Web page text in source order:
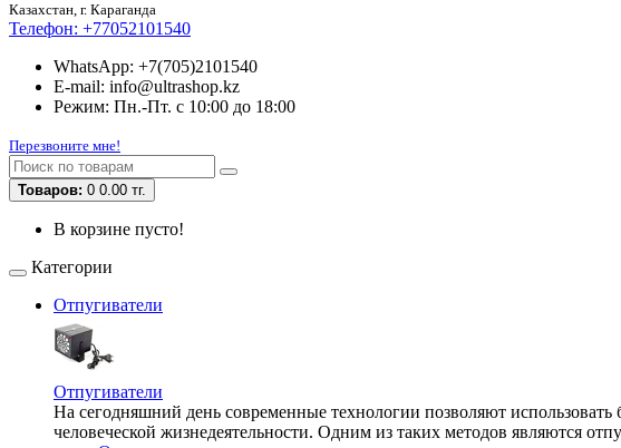
Казахстан, г. Караганда
Телефон: +77052101540
WhatsApp: +7(705)2101540
E-mail: info@ultrashop.kz
Режим: Пн.-Пт. с 10:00 до 18:00
Перезвоните мне!
Товаров: 0 0.00 тг.
В корзине пусто!
Категории
Отпугиватели
Отпугиватели
На сегодняшний день современные технологии позволяют
человеческой жизнедеятельности. Одним из таких методов являются